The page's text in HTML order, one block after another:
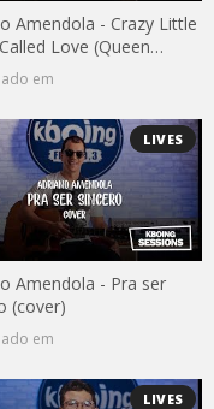
Amendola - Crazy Little
Love (Queen
em
LIVES
Amendola - Pra ser
(cover)
em
LIVES